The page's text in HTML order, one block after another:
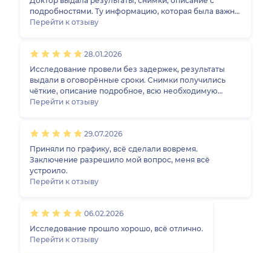
подробностями. Ту информацию, которая была важна,
я получила, но нам нужно продолжить исследование,
Перейти к отзыву
28.01.2026
Исследование провели без задержек, результаты
выдали в оговорённые сроки. Снимки получились
чёткие, описание подробное, всю необходимую
информацию я получил. Оценка по услуге 5, без
Перейти к отзыву
29.07.2026
Приняли по графику, всё сделали вовремя.
Заключение разрешило мой вопрос, меня всё
устроило.
Перейти к отзыву
06.02.2026
Исследование прошло хорошо, всё отлично.
Перейти к отзыву